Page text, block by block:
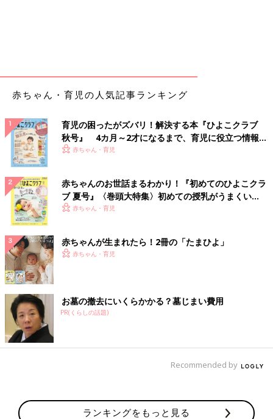
赤ちゃん・育児の人気記事ランキング
育児の困ったがズバリ！解決する本『ひよこクラブ
秋号』 4カ月～2才になるまで、育児に役立つ情報が
いっぱい！
赤ちゃん・育児
赤ちゃんのお世話まるわかり！『初めてのひよこクラ
ブ 夏号』〈巻頭大特集〉初めての授乳がうまくい
く！ おっぱい・ミルクの基本と夏のトラブル 解決テ
赤ちゃん・育児
赤ちゃんが生まれたら！2冊の「たまひよ」
赤ちゃん・育児
お墓の撤去にいくらかかる？墓じまい費用
PR(くらしの話題)
Recommended by
ランキングをもっと見る